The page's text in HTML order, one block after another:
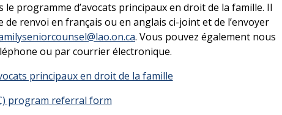
programme d’avocats principaux en droit de la famille. Il
renvoi en français ou en anglais ci-joint et de l’envoyer
. Vous pouvez également nous
ou par courrier électronique.
principaux en droit de la famille
program referral form